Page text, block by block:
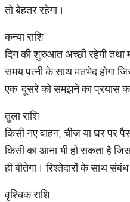
तो बेहतर रहेगा।
कन्या राशि
दिन की शुरुआत अच्छी रहेगी तथा
समय पत्नी के साथ मतभेद होगा
एक-दूसरे को समझने का प्रयास
तुला राशि
किसी नए वाहन, चीज़ या घर पर
किसी का आना भी हो सकता है
ही बीतेगा। रिश्तेदारों के साथ
वृश्चिक राशि